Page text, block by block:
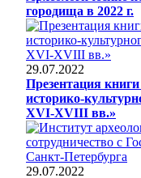
городища в 2022 г.
29.07.2022
Презентация
историко-
XVI-XVIII вв.»
29.07.2022